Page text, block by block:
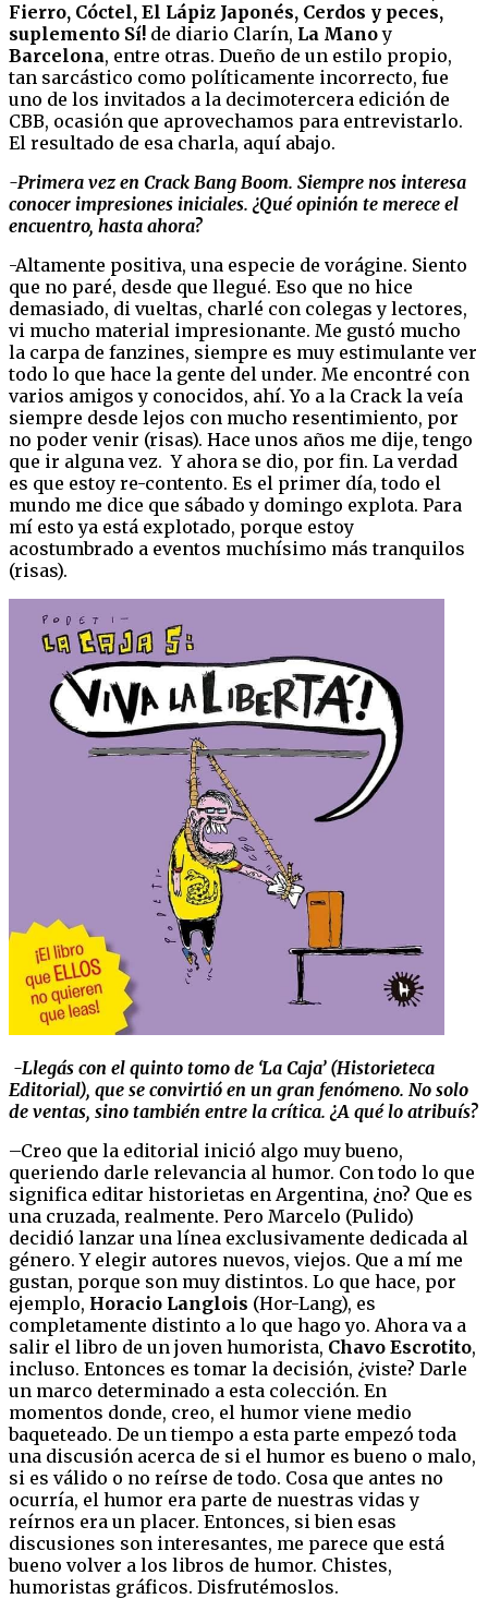
Fierro, Cóctel, El Lápiz Japonés, Cerdos y peces,
suplemento Sí! de diario Clarín, La Manoy
Barcelona, entre otras. Dueño de un estilo propio,
tan sarcástico como políticamente incorrecto, fue
uno de los invitados a la decimotercera edición de
CBB, ocasión que aprovechamos para entrevistarlo.
El resultado de esa charla, aquí abajo.
-Primera vez en Crack Bang Boom. Siempre nos interesa
conocer impresiones iniciales. ¿Qué opinión te merece el
encuentro, hasta ahora?
-Altamente positiva, una especie de vorágine. Siento
que no paré, desde que llegué. Eso que no hice
demasiado, di vueltas, charlé con colegas y lectores,
vi mucho material impresionante. Me gustó mucho
la carpa de fanzines, siempre es muy estimulante ver
todo lo que hace la gente del under. Me encontré con
varios amigos y conocidos, ahí. Yo a la Crack la veía
siempre desde lejos con mucho resentimiento, por
no poder venir (risas). Hace unos años me dije, tengo
que ir alguna vez. Y ahora se dio, por fin. La verdad
es que estoy re-contento. Es el primer día, todo el
mundo me dice que sábado y domingo explota. Para
mí esto ya está explotado, porque estoy
acostumbrado a eventos muchísimo más tranquilos
(risas).
-Llegás con el quinto tomo de ‘La Caja’ (Historieteca
Editorial), que se convirtió en un gran fenómeno. No solo
de ventas, sino también entre la crítica. ¿A qué lo atribuís?
–Creo que la editorial inició algo muy bueno,
queriendo darle relevancia al humor. Con todo lo que
significa editar historietas en Argentina, ¿no? Que es
una cruzada, realmente. Pero Marcelo (Pulido)
decidió lanzar una línea exclusivamente dedicada al
género. Y elegir autores nuevos, viejos. Que a mí me
gustan, porque son muy distintos. Lo que hace, por
ejemplo, Horacio Langlois (Hor-Lang), es
completamente distinto a lo que hago yo. Ahora va a
salir el libro de un joven humorista, Chavo Escrotito,
incluso. Entonces es tomar la decisión, ¿viste? Darle
un marco determinado a esta colección. En
momentos donde, creo, el humor viene medio
baqueteado. De un tiempo a esta parte empezó toda
una discusión acerca de si el humor es bueno o malo,
si es válido o no reírse de todo. Cosa que antes no
ocurría, el humor era parte de nuestras vidas y
reírnos era un placer. Entonces, si bien esas
discusiones son interesantes, me parece que está
bueno volver a los libros de humor. Chistes,
humoristas gráficos. Disfrutémoslos.